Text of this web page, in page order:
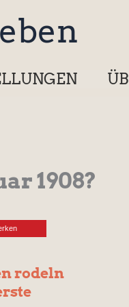
1908?
rodeln